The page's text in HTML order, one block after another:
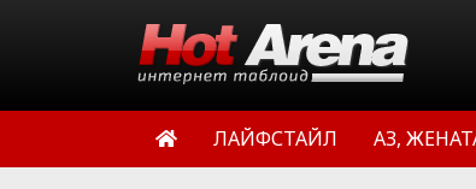
ЛАЙФСТАЙЛ АЗ,